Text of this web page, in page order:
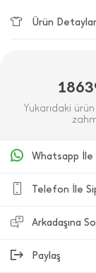
Ürün
Yukarıdaki
Whatsapp İle
Telefon İle
Arkadaşına
Paylaş